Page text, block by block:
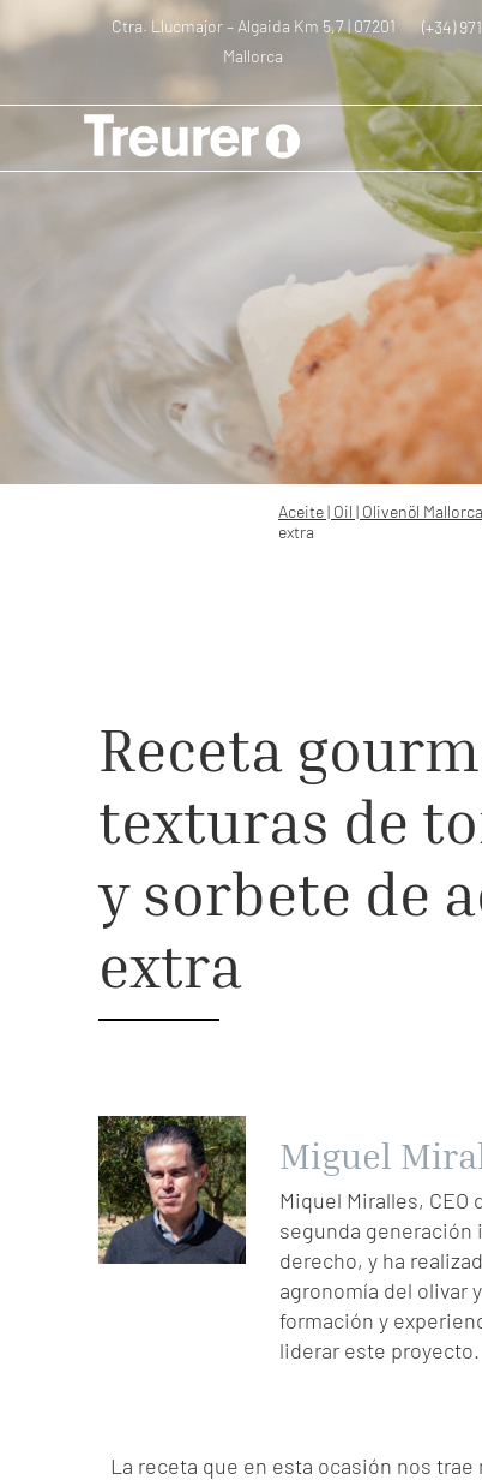
Ctra. Llucmajor – Algaida Km 5,7 | 07201
Mallorca
(+34)
Aceite | Oil | Olivenöl Mallorca –Recetas–
Aceite | Oil | Olivenöl Mallorca
extra
Receta
texturas de
y sorbete de
extra
Miguel
Miquel Miralles,
segunda generación
derecho, y ha
agronomía del olivar
formación y
liderar este proyecto.
La receta que en esta ocasión nos